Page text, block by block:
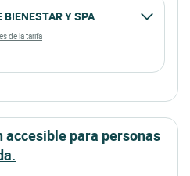
BIENESTAR Y SPA
de la tarifa